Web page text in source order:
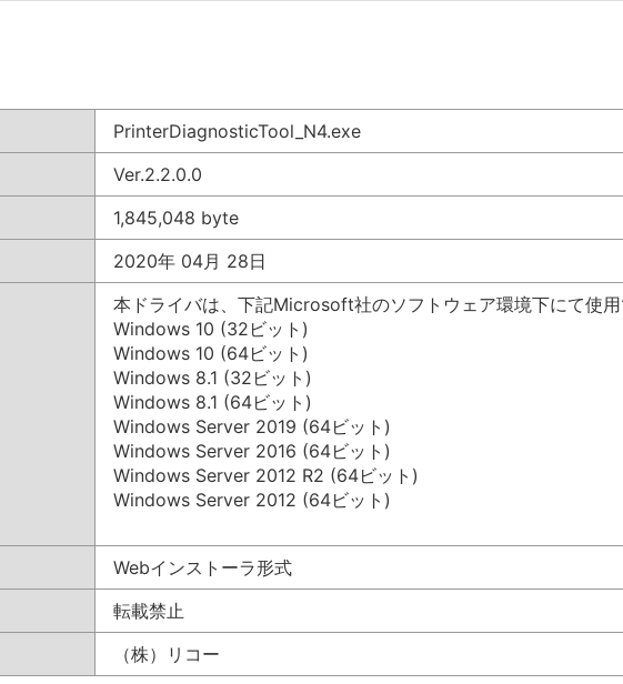
PrinterDiagnosticTool_N4.exe
Ver.2.2.0.0
1,845,048 byte
2020年 04月 28日
本ドライバは、下記Microsoft社のソフトウェア環境下にて使用
Windows 10 (32ビット)
Windows 10 (64ビット)
Windows 8.1 (32ビット)
Windows 8.1 (64ビット)
Windows Server 2019 (64ビット)
Windows Server 2016 (64ビット)
Windows Server 2012 R2 (64ビット)
Windows Server 2012 (64ビット)
Webインストーラ形式
転載禁止
（株）リコー